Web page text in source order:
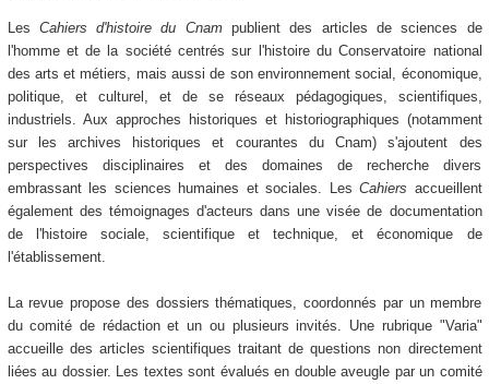
Les Cahiers d'histoire du Cnampublient des articles de sciences de
l'homme et de la société centrés sur l'histoire du Conservatoire national
des arts et métiers, mais aussi de son environnement social, économique,
politique, et culturel, et de se réseaux pédagogiques, scientifiques,
industriels. Aux approches historiques et historiographiques (notamment
sur les archives historiques et courantes du Cnam) s'ajoutent des
perspectives disciplinaires et des domaines de recherche divers
embrassant les sciences humaines et sociales. Les Cahiers accueillent
également des témoignages d'acteurs dans une visée de documentation
de l'histoire sociale, scientifique et technique, et économique de
l'établissement.
La revue propose des dossiers thématiques, coordonnés par un membre
du comité de rédaction et un ou plusieurs invités. Une rubrique "Varia"
accueille des articles scientifiques traitant de questions non directement
liées au dossier. Les textes sont évalués en double aveugle par un comité